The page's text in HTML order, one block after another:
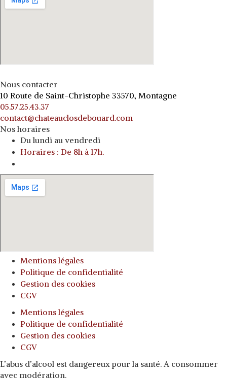
Nous contacter
10 Route de Saint-Christophe 33570, Montagne
05.57.25.43.37
contact@chateauclosdebouard.com
Nos horaires
Du lundi au vendredi
Horaires : De 8h à 17h.
Mentions légales
Politique de confidentialité
Gestion des cookies
CGV
Mentions légales
Politique de confidentialité
Gestion des cookies
CGV
L’abus d’alcool est dangereux pour la santé. A consommer
avec modération.